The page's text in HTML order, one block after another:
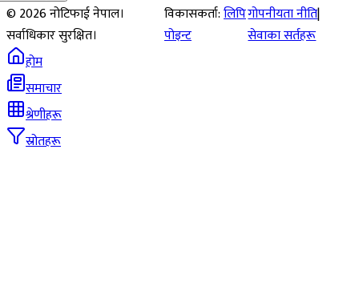
©2026नोटिफाई नेपाल।
सर्वाधिकार सुरक्षित।
विकासकर्ता:लिपि
पोइन्ट
गोपनीयता नीति|
सेवाका सर्तहरू
होम
समाचार
श्रेणीहरू
स्रोतहरू